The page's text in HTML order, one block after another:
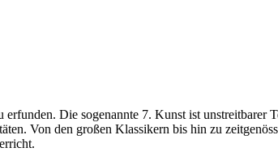
Die sogenannte 7. Kunst ist unstreitbarer
Von den großen Klassikern bis hin zu